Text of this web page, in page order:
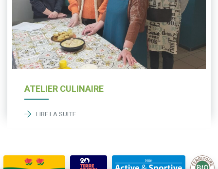
ATELIER CULINAIRE
LIRE LA SUITE